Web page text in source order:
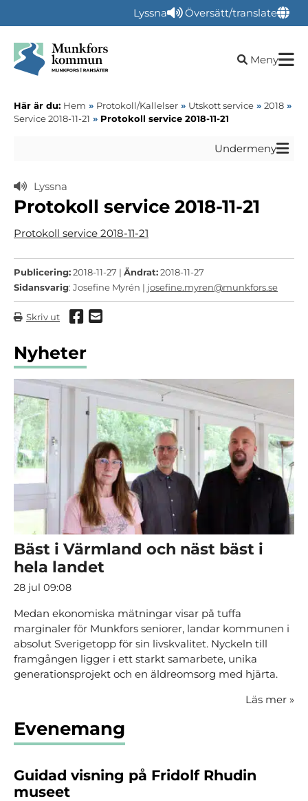
Lyssna Översätt/translate
Öppna
Meny
Här är du: Hem » Protokoll/Kallelser » Utskott service » 2018 »
Service 2018-11-21 » Protokoll service 2018-11-21
Undermeny
Lyssna
Protokoll service 2018-11-21
Protokoll service 2018-11-21
Publicering:2018-11-27 | Ändrat:2018-11-27
Sidansvarig: Josefine Myrén | josefine.myren@munkfors.se
Skriv ut Dela via Facebook
Dela via mail
Nyheter
Bäst i Värmland och näst bäst i
hela landet
28 jul 09:08
Medan ekonomiska mätningar visar på tuffa
marginaler för Munkfors seniorer, landar kommunen i
absolut Sverigetopp för sin livskvalitet. Nyckeln till
framgången ligger i ett starkt samarbete, unika
generationsprojekt och en äldreomsorg med hjärta.
Läs mer »
Evenemang
Guidad visning på Fridolf Rhudin
museet